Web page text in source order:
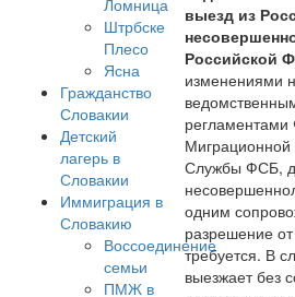
Ломница
Штрбске
Плесо
Ясна
Гражданство
Словакии
Детский
лагерь в
Словакии
Иммиграция в
Словакию
Воссоединение
семьи
ПМЖ в
выезд из
Российской
изменениями
Службы ФСБ,
одним
разрешение
требуется. В
выезжает без